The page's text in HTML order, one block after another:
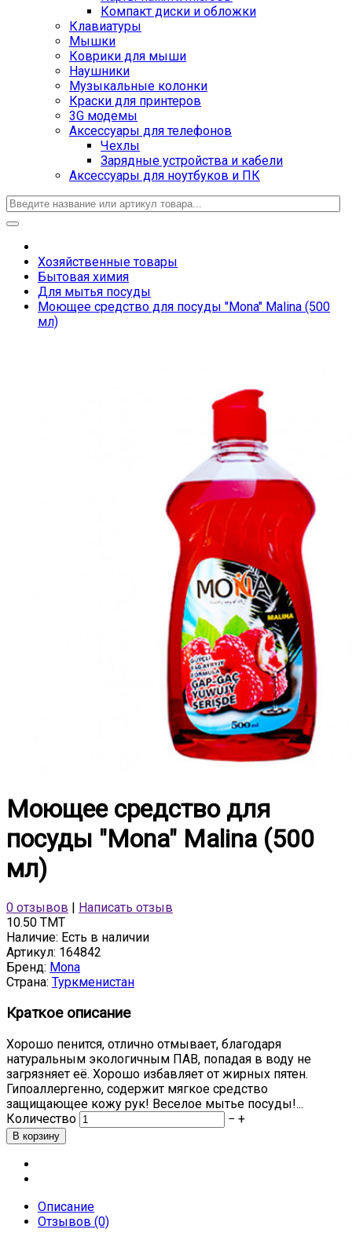
Компакт диски и обложки
Клавиатуры
Мышки
Коврики для мыши
Наушники
Музыкальные колонки
Краски для принтеров
3G модемы
Аксессуары для телефонов
Чехлы
Зарядные устройства и кабели
Аксессуары для ноутбуков и ПК
Хозяйственные товары
Бытовая химия
Для мытья посуды
Моющее средство для посуды "Mona" Malina (500
мл)
Моющее средство для
посуды "Mona" Malina (500
мл)
0 отзывов
Написать отзыв
10.50 TMT
Наличие: Есть в наличии
Артикул: 164842
Бренд: Mona
Страна: Туркменистан
Краткое описание
Хорошо пенится, отлично отмывает, благодаря
натуральным экологичным ПАВ, попадая в воду не
загрязняет её. Хорошо избавляет от жирных пятен.
Гипоаллергенно, содержит мягкое средство
защищающее кожу рук! Веселое мытье посуды!...
Количество
− +
Описание
Отзывов (0)